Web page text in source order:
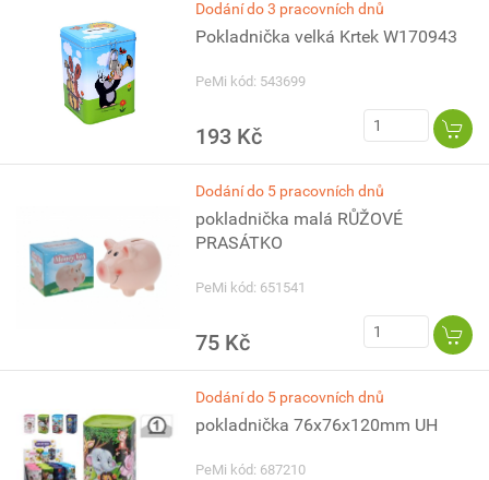
Dodání do 3 pracovních dnů
Pokladnička velká Krtek W170943
PeMi kód: 543699
193 Kč
Dodání do 5 pracovních dnů
pokladnička malá RŮŽOVÉ
PRASÁTKO
PeMi kód: 651541
75 Kč
Dodání do 5 pracovních dnů
pokladnička 76x76x120mm UH
PeMi kód: 687210